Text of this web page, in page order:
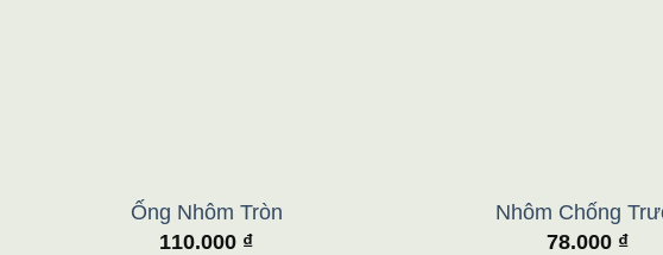
Ống Nhôm Tròn
110.000 ₫
Nhôm Chống
78.000 ₫